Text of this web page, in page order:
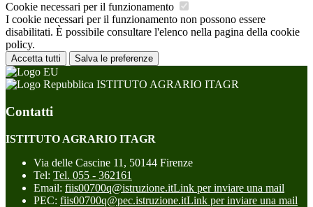
Cookie necessari per il funzionamento
I cookie necessari per il funzionamento non possono essere
disabilitati. È possibile consultare l'elenco nella pagina della cookie
policy.
Accetta tutti Salva le preferenze
ISTITUTO AGRARIO ITAGR
Contatti
ISTITUTO AGRARIO ITAGR
Via delle Cascine 11, 50144 Firenze
Tel: Tel. 055 - 362161
Email: fiis00700q@istruzione.itLink per inviare una mail
PEC: fiis00700q@pec.istruzione.itLink per inviare una mail